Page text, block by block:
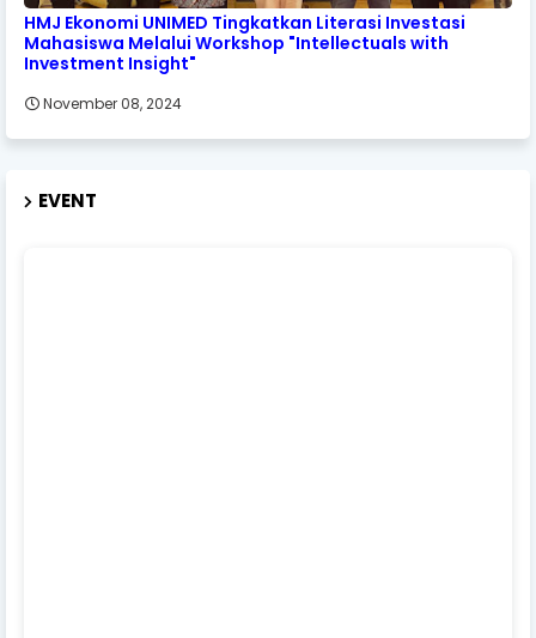
HMJ Ekonomi UNIMED Tingkatkan Literasi Investasi
Mahasiswa Melalui Workshop "Intellectuals with
Investment Insight"
November 08, 2024
EVENT